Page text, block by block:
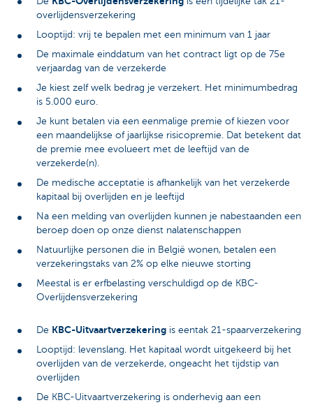
overlijdensverzekering
Looptijd: vrij te bepalen met een minimum van 1 jaar
De maximale einddatum van het contract ligt op de 75e
verjaardag van de verzekerde
Je kiest zelf welk bedrag je verzekert. Het minimumbedrag
is 5.000 euro.
Je kunt betalen via een eenmalige premie of kiezen voor
een maandelijkse of jaarlijkse risicopremie. Dat betekent dat
de premie mee evolueert met de leeftijd van de
verzekerde(n).
De medische acceptatie is afhankelijk van het verzekerde
kapitaal bij overlijden en je leeftijd
Na een melding van overlijden kunnen je nabestaanden een
beroep doen op onze dienst nalatenschappen
Natuurlijke personen die in België wonen, betalen een
verzekeringstaks van 2% op elke nieuwe storting
Meestal is er erfbelasting verschuldigd op de KBC-
Overlijdensverzekering
De KBC-Uitvaartverzekering is eentak 21-spaarverzekering
Looptijd: levenslang. Het kapitaal wordt uitgekeerd bij het
overlijden van de verzekerde, ongeacht het tijdstip van
overlijden
De KBC-Uitvaartverzekering is onderhevig aan een